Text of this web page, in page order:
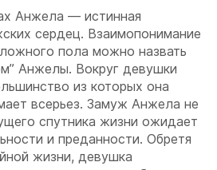
Анжела — истинная
сердец. Взаимопонимание
пола можно назвать
Анжелы. Вокруг девушки
из которых она
всерьез. Замуж Анжела не
спутника жизни ожидает
и преданности. Обретя
жизни, девушка